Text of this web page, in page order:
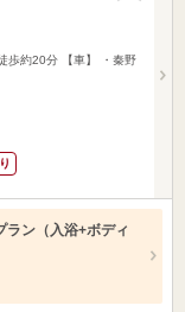
歩約20分 【車】 ・秦野
ラン（入浴+ボディ